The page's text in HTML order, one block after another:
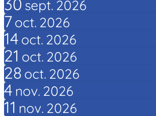
sept. 2026
7oct. 2026
14 oct. 2026
21 oct. 2026
28 oct. 2026
4 nov. 2026
11 nov. 2026